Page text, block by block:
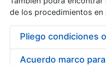
Erakutsi/Ezkutatu
de los procedimientos en